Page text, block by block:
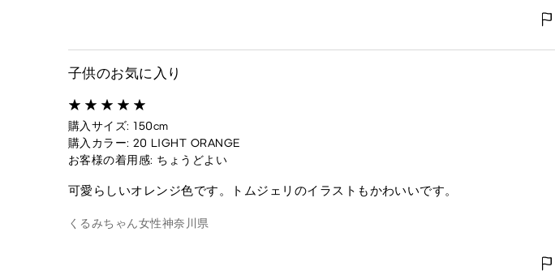
子供のお気に入り
購入サイズ: 150cm
購入カラー: 20 LIGHT ORANGE
お客様の着用感: ちょうどよい
可愛らしいオレンジ色です。トムジェリのイラストもかわいいです。
くるみちゃん女性神奈川県